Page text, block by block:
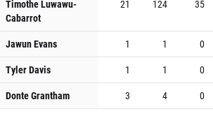
Timothe Luwawu-
Cabarrot
21 124 35
Jawun Evans 1 1 0
Tyler Davis
1 1 0
Donte Grantham
3 4 0